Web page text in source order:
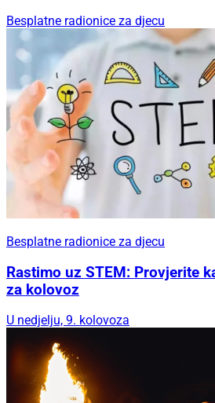
Besplatne radionice za djecu
Besplatne radionice za djecu
Rastimo uz STEM: Provjerite
za kolovoz
U nedjelju, 9. kolovoza